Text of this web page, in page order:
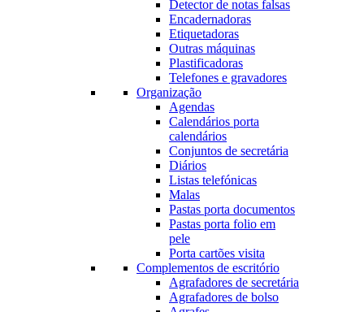
Detector de notas falsas
Encadernadoras
Etiquetadoras
Outras máquinas
Plastificadoras
Telefones e gravadores
Organização
Agendas
Calendários porta
calendários
Conjuntos de secretária
Diários
Listas telefónicas
Malas
Pastas porta documentos
Pastas porta folio em
pele
Porta cartões visita
Complementos de escritório
Agrafadores de secretária
Agrafadores de bolso